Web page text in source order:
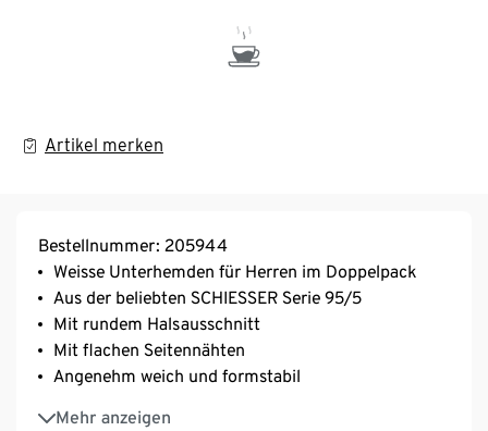
Artikel merken
Bestellnummer: 205944
Weisse Unterhemden für Herren im Doppelpack
Aus der beliebten SCHIESSER Serie 95/5
Mit rundem Halsausschnitt
Mit flachen Seitennähten
Angenehm weich und formstabil
Mehr anzeigen
Perfekter Sitz durch elastische Single-Jersey-